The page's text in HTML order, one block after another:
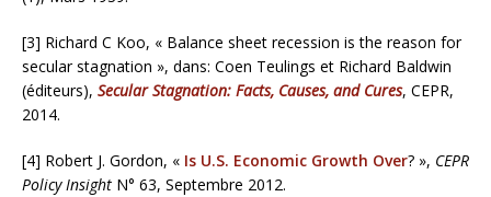
[3] Richard C Koo, « Balance sheet recession is the reason for
secular stagnation », dans: Coen Teulings et Richard Baldwin
(éditeurs), Secular Stagnation: Facts, Causes, and Cures, CEPR,
2014.
[4] Robert J. Gordon, « Is U.S. Economic Growth Over? », CEPR
Policy Insight N° 63, Septembre 2012.